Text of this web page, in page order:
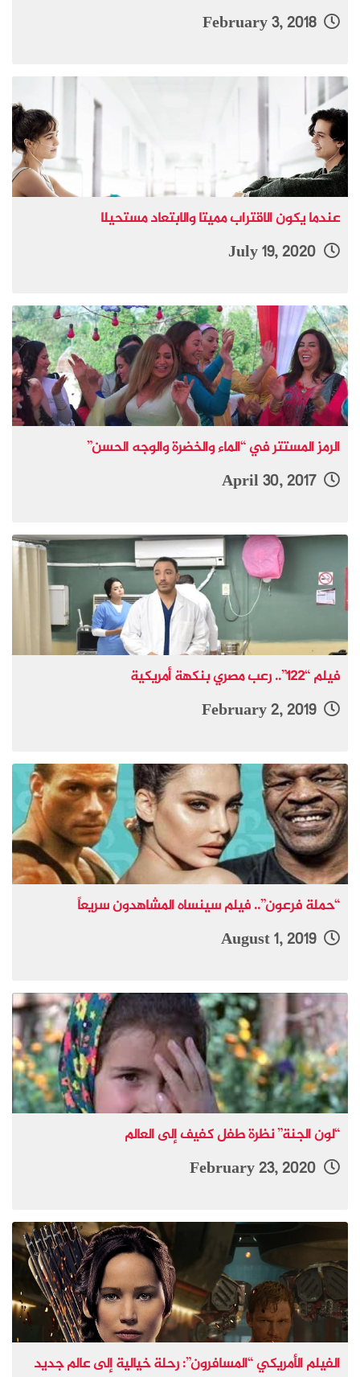
February 3, 2018
عندما يكون الاقتراب مميتا والابتعاد مستحيلا
الرمز المستتر في “الماء والخضرة والوجه الحسن”
April 30, 2017
فيلم “122”.. رعب مصري بنكهة أمريكية
February 2, 2019
“حملة فرعون”.. فيلم سينساه المشاهدون سريعاً
August 1, 2019
“لون الجنة” نظرة طفل كفيف إلى العالم
الفيلم الأمريكي “المسافرون”: رحلة خيالية إلى عالم جديد